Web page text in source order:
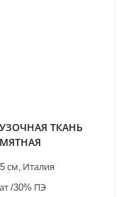
ТКАНЬ
Италия
см,
/30% ПЭ